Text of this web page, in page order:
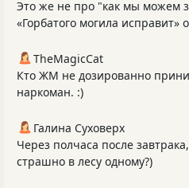
Это же не про "как мы можем
«Горбатого могила исправит»
TheMagicCat
Кто ЖМ не дозированно
наркоман. :)
Галина Суховерх
Через полчаса после
страшно в лесу одному?)